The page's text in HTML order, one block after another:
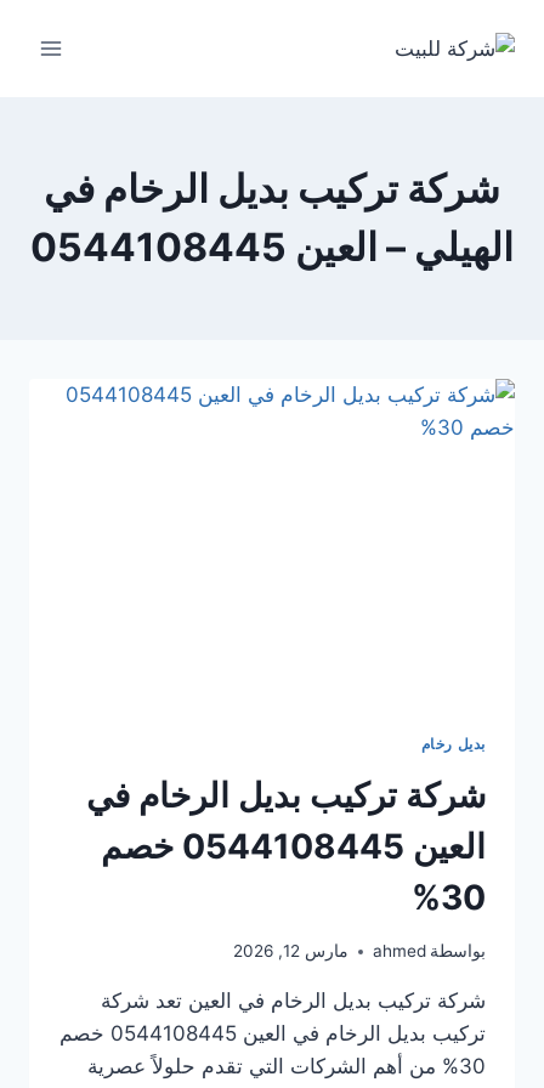
شركة تركيب بديل الرخام في
الهيلي – العين 0544108445
بديل رخام
شركة تركيب بديل الرخام في
العين 0544108445 خصم
30%
بواسطة ahmed مارس 12, 2026
شركة تركيب بديل الرخام في العين تعد شركة
تركيب بديل الرخام في العين 0544108445 خصم
30% من أهم الشركات التي تقدم حلولاً عصرية